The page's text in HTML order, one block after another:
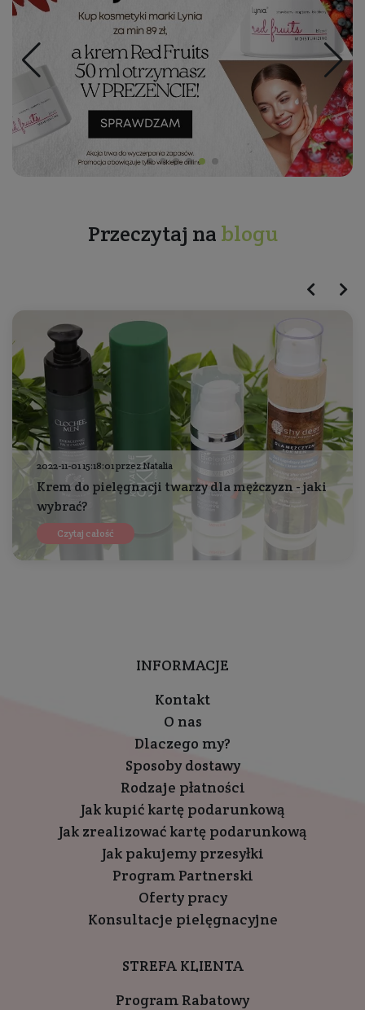
Przeczytaj na blogu
2022-11-01 15:18:01 przez Natalia
Krem do pielęgnacji twarzy dla mężczyzn - jaki
wybrać?
Czytaj całość
INFORMACJE
Kontakt
O nas
Dlaczego my?
Sposoby dostawy
Rodzaje płatności
Jak kupić kartę podarunkową
Jak zrealizować kartę podarunkową
Jak pakujemy przesyłki
Program Partnerski
Oferty pracy
Konsultacje pielęgnacyjne
STREFA KLIENTA
Program Rabatowy